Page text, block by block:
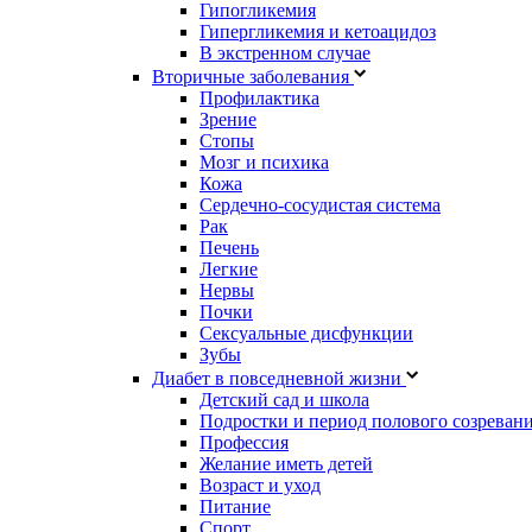
Гипогликемия
Гипергликемия и кетоацидоз
В экстренном случае
Вторичные заболевания
Профилактика
Зрение
Стопы
Мозг и психика
Кожа
Сердечно-сосудистая система
Рак
Печень
Легкие
Нервы
Почки
Сексуальные дисфункции
Зубы
Диабет в повседневной жизни
Детский сад и школа
Подростки и период полового
Профессия
Желание иметь детей
Возраст и уход
Питание
Спорт